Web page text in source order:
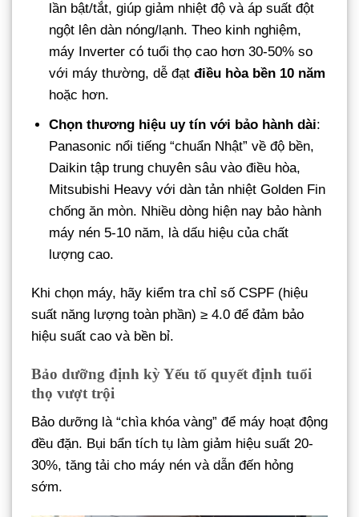
lần bật/tắt, giúp giảm nhiệt độ và áp suất đột
ngột lên dàn nóng/lạnh. Theo kinh nghiệm,
máy Inverter có tuổi thọ cao hơn 30-50% so
với máy thường, dễ đạtđiều hòa bền 10 năm
hoặc hơn.
Chọn thương hiệu uy tín với bảo hành dài:
Panasonic nổi tiếng “chuẩn Nhật” về độ bền,
Daikin tập trung chuyên sâu vào điều hòa,
Mitsubishi Heavy với dàn tản nhiệt Golden Fin
chống ăn mòn. Nhiều dòng hiện nay bảo hành
máy nén 5-10 năm, là dấu hiệu của chất
lượng cao.
Khi chọn máy, hãy kiểm tra chỉ số CSPF (hiệu
suất năng lượng toàn phần) ≥ 4.0 để đảm bảo
hiệu suất cao và bền bỉ.
Bảo dưỡng định kỳ Yếu tố quyết định tuổi
thọ vượt trội
Bảo dưỡng là “chìa khóa vàng” để máy hoạt động
đều đặn. Bụi bẩn tích tụ làm giảm hiệu suất 20-
30%, tăng tải cho máy nén và dẫn đến hỏng
sớm.